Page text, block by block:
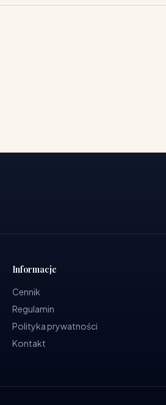
Informacje
Cennik
Regulamin
Polityka prywatności
Kontakt